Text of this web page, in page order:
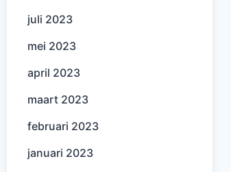
juli 2023
mei 2023
april 2023
maart 2023
februari 2023
januari 2023